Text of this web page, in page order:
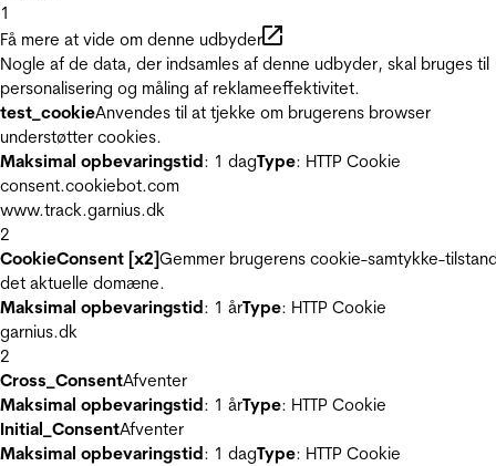
1
Få mere at vide om denne udbyder
Nogle af de data, der indsamles af denne udbyder, skal bruges til
personalisering og måling af reklameeffektivitet.
test_cookieAnvendes til at tjekke om brugerens browser
understøtter cookies.
Maksimal opbevaringstid: 1 dagType: HTTP Cookie
consent.cookiebot.com
www.track.garnius.dk
2
CookieConsent [x2]Gemmer brugerens cookie-samtykke-
det aktuelle domæne.
Maksimal opbevaringstid: 1 årType: HTTP Cookie
garnius.dk
2
Cross_ConsentAfventer
Maksimal opbevaringstid: 1 årType: HTTP Cookie
Initial_ConsentAfventer
Maksimal opbevaringstid: 1 dagType: HTTP Cookie